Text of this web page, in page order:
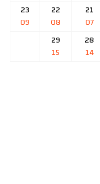
21
07
22
08
23
09
28
14
29
15